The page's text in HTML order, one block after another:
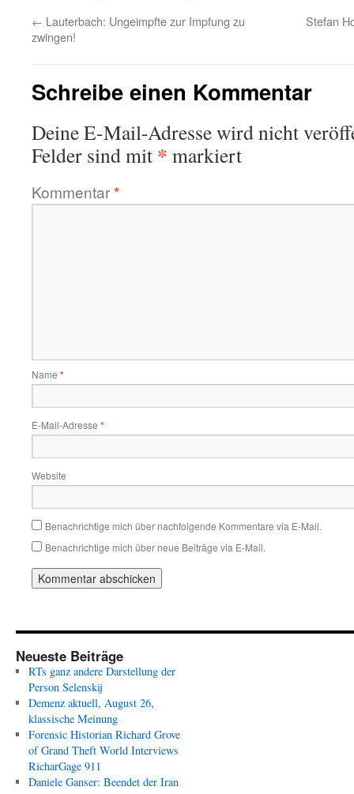
← Lauterbach: Ungeimpfte zur Impfung zu
zwingen!
Stefan
Schreibe einen Kommentar
Deine E-Mail-Adresse wird nicht
Felder sind mit * markiert
Kommentar*
Name *
E-Mail-Adresse *
Website
Benachrichtige mich über nachfolgende Kommentare via E-Mail.
Benachrichtige mich über neue Beiträge via E-Mail.
Neueste Beiträge
RTs ganz andere Darstellung der
Person Selenskij
Demenz aktuell, August 26,
klassische Meinung
Forensic Historian Richard Grove
of Grand Theft World Interviews
RicharGage 911
Daniele Ganser: Beendet der Iran